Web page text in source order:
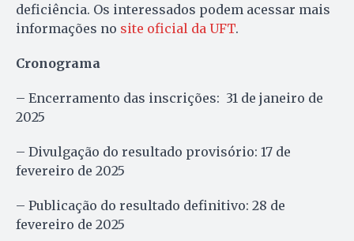
deficiência. Os interessados podem acessar mais
informações no site oficial da UFT.
Cronograma
– Encerramento das inscrições: 31 de janeiro de
2025
– Divulgação do resultado provisório: 17 de
fevereiro de 2025
– Publicação do resultado definitivo: 28 de
fevereiro de 2025